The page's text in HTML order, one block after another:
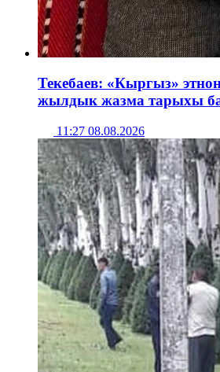
Текебаев: «Кыргыз»
жылдык жазма тарыхы
11:27 08.08.2026